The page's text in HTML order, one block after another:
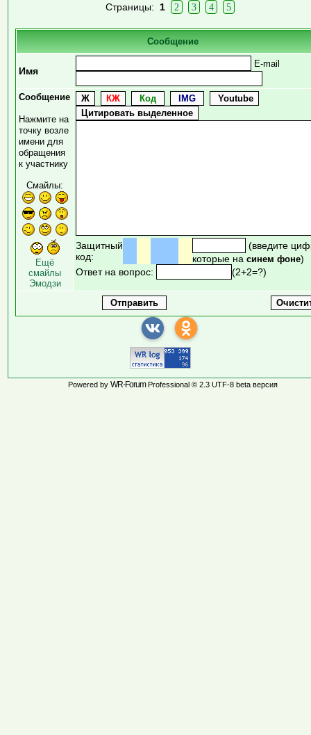
Страницы: 1 2 3 4 5
Сообщение
Имя
E-mail
Сообщение
Нажмите на
точку возле
имени для
обращения
к участнику
Смайлы:
Ещё
смайлы
Эмодзи
Защитный
код:
(введите
которые на синем фоне)
Ответ на вопрос:
(2+2=?)
Powered by WR-ForumProfessional © 2.3 UTF-8 beta версия